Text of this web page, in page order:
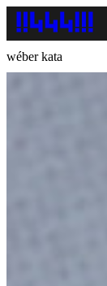
wéber kata